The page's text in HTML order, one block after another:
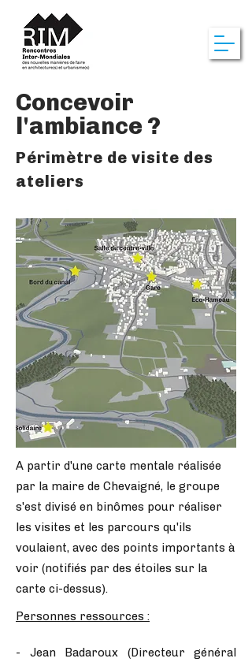
Concevoir
l'ambiance ?
Périmètre de visite des
ateliers
A partir d'une carte mentale réalisée
par la maire de Chevaigné, le groupe
s'est divisé en binômes pour réaliser
les visites et les parcours qu'ils
voulaient, avec des points importants à
voir (notifiés par des étoiles sur la
carte ci-dessus).
Personnes ressources :
- Jean Badaroux (Directeur général